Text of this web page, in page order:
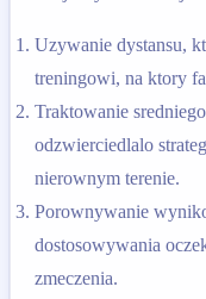
Uzywanie dystansu,
treningowi, na ktory
Traktowanie
odzwierciedlalo
nierownym terenie.
Porownywanie
dostosowywania
zmeczenia.